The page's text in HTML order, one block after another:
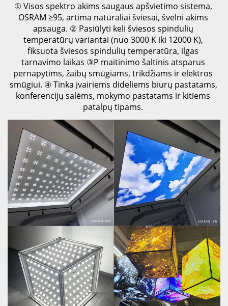
① Visos spektro akims saugaus apšvietimo sistema,
OSRAM ≥95, artima natūraliai šviesai, švelni akims
apsauga. ② Pasiūlyti keli šviesos spindulių
temperatūrų variantai (nuo 3000 K iki 12000 K),
fiksuota šviesos spindulių temperatūra, ilgas
tarnavimo laikas ③P maitinimo šaltinis atsparus
pernapytims, žaibų smūgiams, trikdžiams ir elektros
smūgiui. ④ Tinka įvairiems dideliems biurų pastatams,
konferencijų salėms, mokymo pastatams ir kitiems
patalpų tipams.